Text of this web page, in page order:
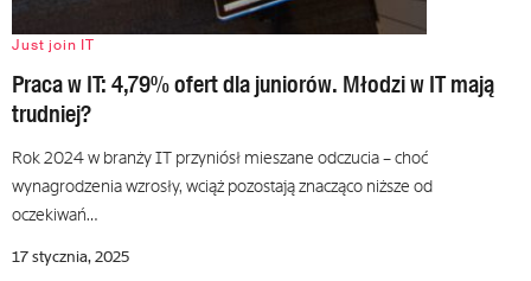
Just join IT
Praca w IT: 4,79% ofert dla juniorów. Młodzi w IT mają
trudniej?
Rok 2024 w branży IT przyniósł mieszane odczucia – choć
wynagrodzenia wzrosły, wciąż pozostają znacząco niższe od
oczekiwań…
17 stycznia, 2025